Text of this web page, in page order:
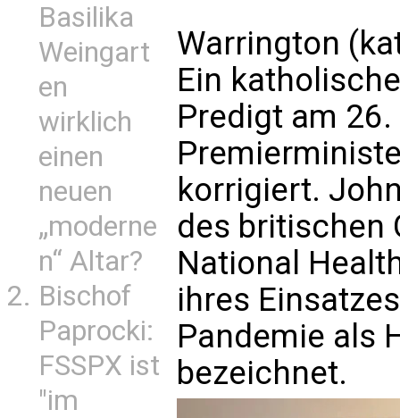
Basilika
Weingart
en
wirklich
einen
neuen
„moderne
n“ Altar?
Bischof
Paprocki:
FSSPX ist
"im
Warrington
Ein
Predigt am
korrigiert.
des britischen
National
ihres
Pandemie als
bezeichnet.